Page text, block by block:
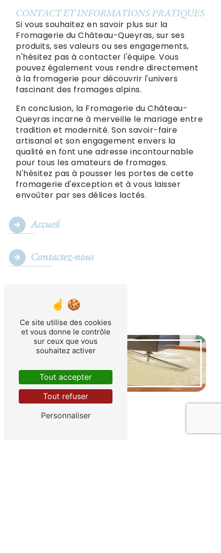
CONTACT ET INFORMATIONS PRATIQUES
Si vous souhaitez en savoir plus sur la
Fromagerie du Château-Queyras, sur ses
produits, ses valeurs ou ses engagements,
n'hésitez pas à contacter l'équipe. Vous
pouvez également vous rendre directement
à la fromagerie pour découvrir l'univers
fascinant des fromages alpins.
En conclusion, la Fromagerie du Château-
Queyras incarne à merveille le mariage entre
tradition et modernité. Son savoir-faire
artisanal et son engagement envers la
qualité en font une adresse incontournable
pour tous les amateurs de fromages.
N'hésitez pas à pousser les portes de cette
fromagerie d'exception et à vous laisser
envoûter par ses délices lactés.
Accueil
Contactez-nous
Ce site utilise des cookies
et vous donne le contrôle
sur ceux que vous
souhaitez activer
Tout accepter
Tout refuser
Personnaliser